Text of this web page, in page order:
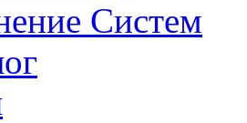
Систем